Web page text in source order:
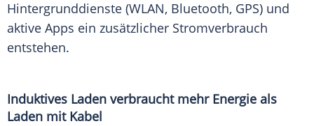
Hintergrunddienste (WLAN, Bluetooth, GPS) und
aktive Apps ein zusätzlicher Stromverbrauch
entstehen.
Induktives Laden verbraucht mehr Energie als
Laden mit Kabel